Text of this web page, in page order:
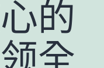
的
全